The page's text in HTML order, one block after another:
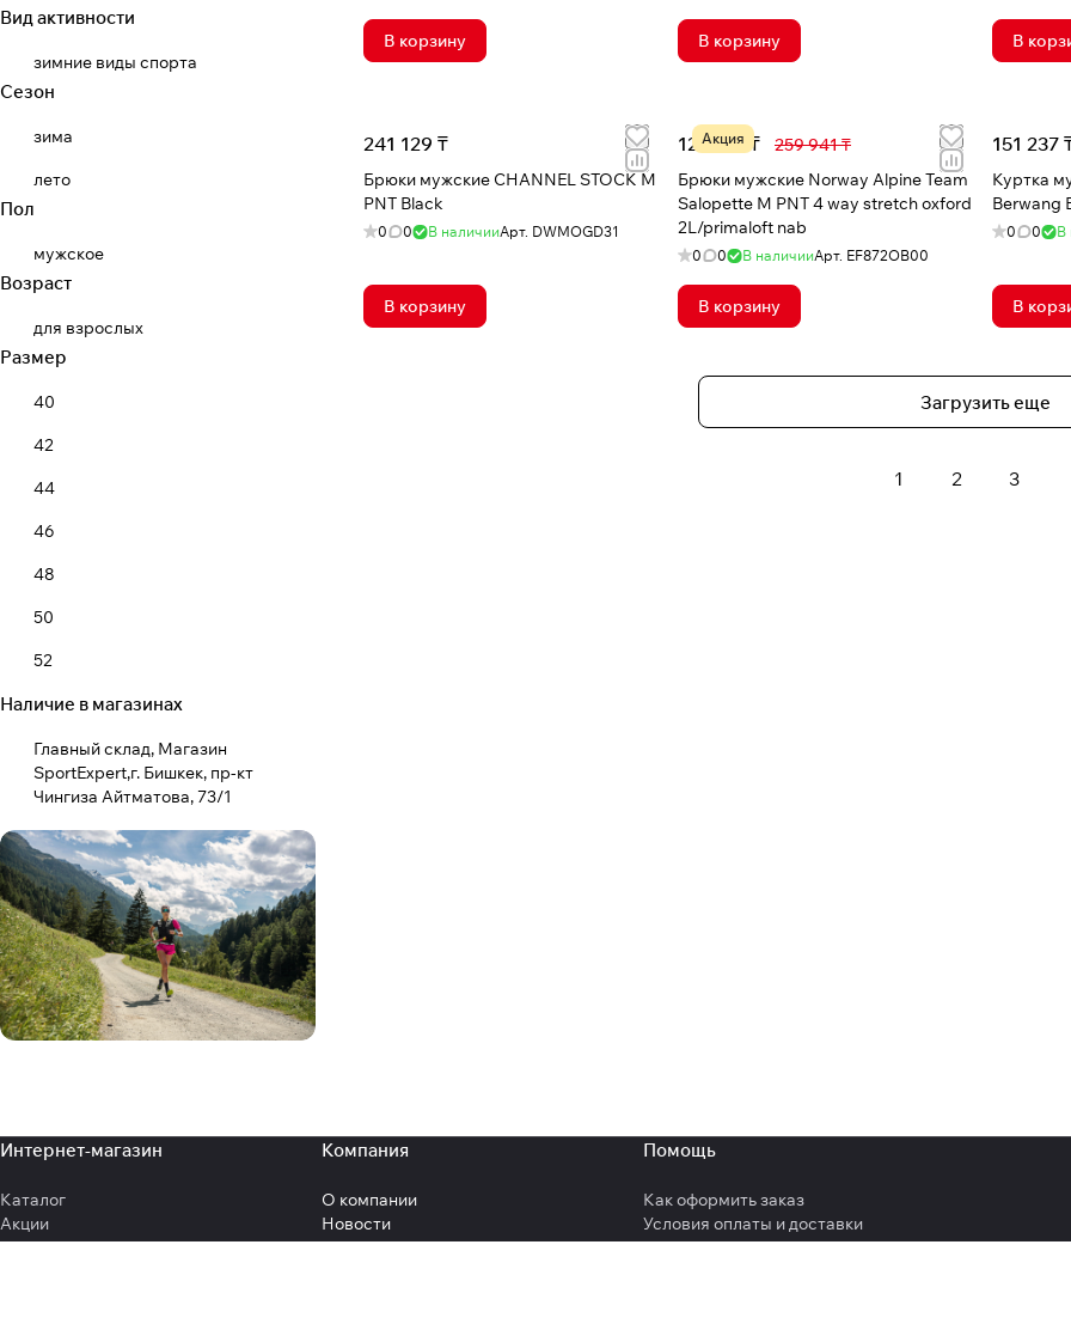
В корзину В корзину В
241 129 ₸
Брюки мужские CHANNEL STOCK M
PNT Black
0 0 В наличииАрт. DWMOGD31
В корзину
Акция
127 011 ₸
259 941 ₸
Брюки мужские Norway Alpine Team
Salopette M PNT 4 way stretch oxford
2L/primaloft nab
0 0 В наличииАрт. EF872OB00
В корзину
151 237
Куртка
Berwang
0 0 В
В
Загрузить еще
1 2 3
Вид активности
зимние виды спорта
Сезон
зима
лето
Пол
мужское
Возраст
для взрослых
Размер
40
42
44
46
48
50
52
54
56
S
M
L
XL
XXL
Наличие в магазинах
Главный склад, Магазин
SportExpert,г. Бишкек, пр-кт
Чингиза Айтматова, 73/1
Интернет-магазин
Каталог
Акции
Бренды
Компания
О компании
Новости
Отзывы
Помощь
Как оформить заказ
Условия оплаты и доставки
Гарантия на товар